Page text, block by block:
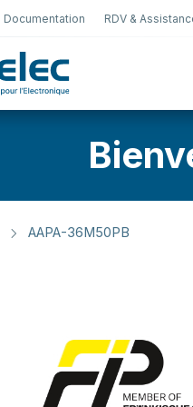
Documentation RDV &
AAPA-36M50PB